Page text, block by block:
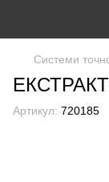
Системи
Артикул: 720185